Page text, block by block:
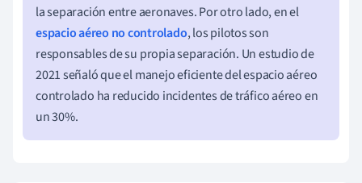
la separación entre aeronaves. Por otro lado, en el
espacio aéreo no controlado, los pilotos son
responsables de su propia separación. Un estudio de
2021 señaló que el manejo eficiente del espacio aéreo
controlado ha reducido incidentes de tráfico aéreo en
un 30%.